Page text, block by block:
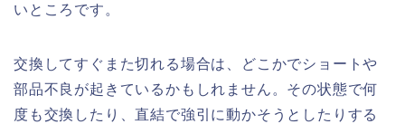
いところです。
交換してすぐまた切れる場合は、どこかでショートや
部品不良が起きているかもしれません。その状態で何
度も交換したり、直結で強引に動かそうとしたりする